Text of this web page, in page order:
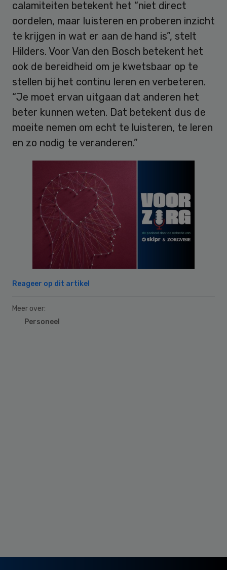
calamiteiten betekent het “niet direct
oordelen, maar luisteren en proberen inzicht
te krijgen in wat er aan de hand is”, stelt
Hilders. Voor Van den Bosch betekent het
ook de bereidheid om je kwetsbaar op te
stellen bij het continu leren en verbeteren.
“Je moet ervan uitgaan dat anderen het
beter kunnen weten. Dat betekent dus de
moeite nemen om echt te luisteren, te leren
en zo nodig te veranderen.”
Reageer op dit artikel
Meer over:
Personeel